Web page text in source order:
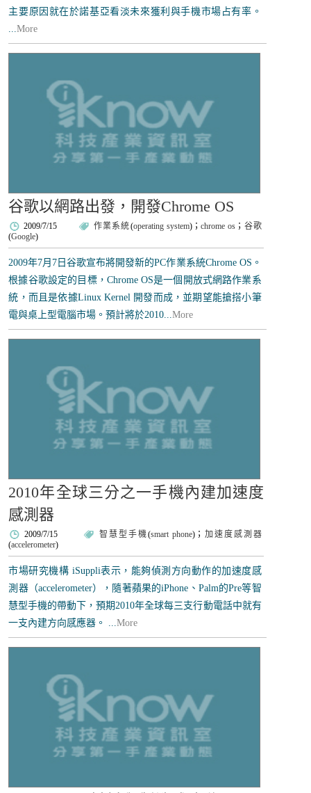
主要原因就在於諾基亞看淡未來獲利與手機市場占有率。
...More
谷歌以網路出發，開發Chrome OS
2009/7/15 作業系統(operating system)； chrome os； 谷歌
(Google)
2009年7月7日谷歌宣布將開發新的PC作業系統Chrome OS。
根據谷歌設定的目標，Chrome OS是一個開放式網路作業系
統，而且是依據Linux Kernel 開發而成，並期望能搶搭小筆
電與桌上型電腦市場。預計將於2010...More
2010年全球三分之一手機內建加速度
感測器
2009/7/15 智慧型手機(smart phone)； 加速度感測器
(accelerometer)
市場研究機構 iSuppli表示，能夠偵測方向動作的加速度感
測器（accelerometer），隨著蘋果的iPhone、Palm的Pre等智
慧型手機的帶動下，預期2010年全球每三支行動電話中就有
一支內建方向感應器。 ...More